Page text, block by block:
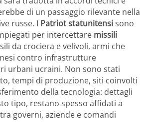
di un passaggio rilevante nella
russe. I Patriot statunitensisono
per intercettare missili
da crociera e velivoli, armi che
contro infrastrutture
urbani ucraini. Non sono stati
tempi di produzione, siti coinvolti
della tecnologia: dettagli
tipo, restano spesso affidati a
governi, aziende e comandi